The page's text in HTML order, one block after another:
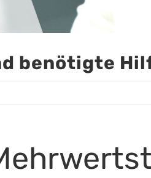
benötigte